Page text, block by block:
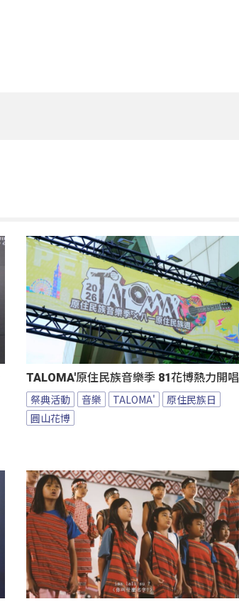
TALOMA'原住民族音樂季 81花博熱力開唱
祭典活動 音樂 TALOMA'
原住民族日
圓山花博